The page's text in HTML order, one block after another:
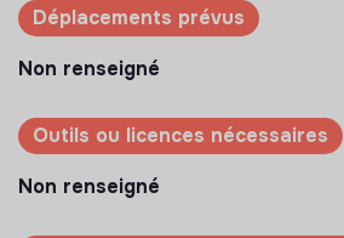
Déplacements prévus
Non renseigné
Outils ou licences nécessaires
Non renseigné